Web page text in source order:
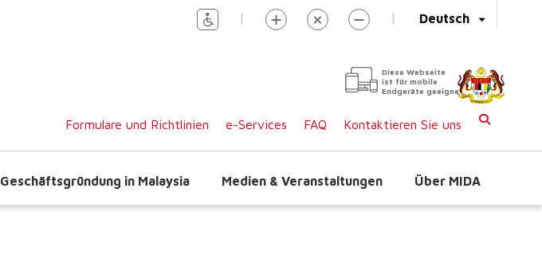
Deutsch
| |
Diese Webseite
ist für mobile
Endgeräte geeignet
Formulare und Richtlinien e-Services FAQ Kontaktieren Sie uns
Geschäftsgründung in Malaysia Medien & Veranstaltungen Über MIDA